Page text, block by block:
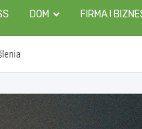
DOM FIRMA I